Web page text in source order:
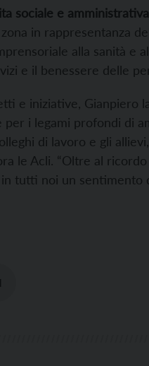
sociale e amministrativa
in rappresentanza
alla sanità e
e il benessere delle
e iniziative, Gianpiero
per i legami profondi di
di lavoro e gli
le Acli. “Oltre al
tutti noi un sentimento